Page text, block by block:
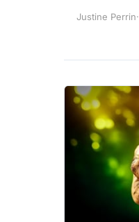
Justine Perrin·